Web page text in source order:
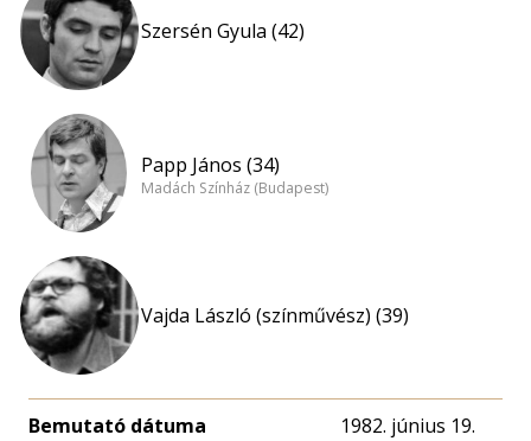
Szersén Gyula (42)
Papp János (34)
Madách Színház (Budapest)
Vajda László (színművész) (39)
Bemutató dátuma 1982. június 19.